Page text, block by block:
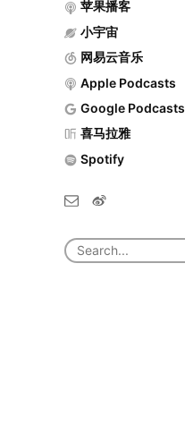
苹果播客
小宇宙
网易云音乐
Apple Podcasts
Google Podcasts
喜马拉雅
Spotify